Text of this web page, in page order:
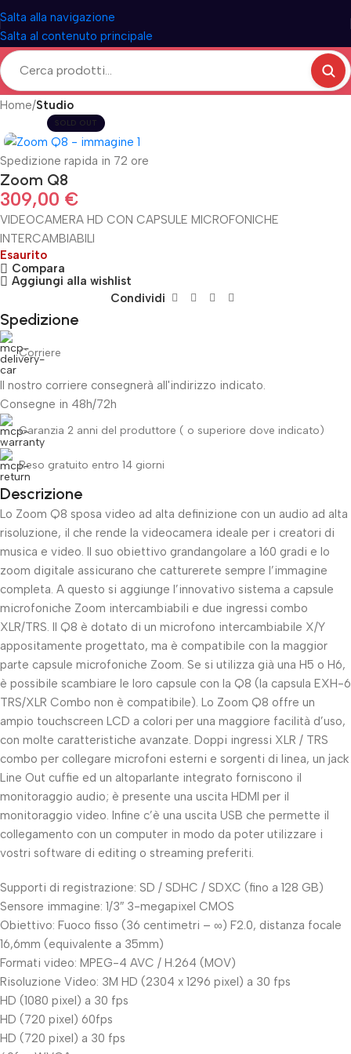
Salta alla navigazione
Salta al contenuto principale
Home Studio
SOLD OUT
Spedizione rapida in 72 ore
Zoom Q8
309,00 €
VIDEOCAMERA HD CON CAPSULE MICROFONICHE
INTERCAMBIABILI
Esaurito
Compara
Aggiungi alla wishlist
Condividi
Spedizione
Corriere
Il nostro corriere consegnerà all'indirizzo indicato.
Consegne in 48h/72h
Garanzia 2 anni del produttore ( o superiore dove indicato)
Reso gratuito entro 14 giorni
Unbeatable offers
Black Friday Blowout!
Descrizione
Lo Zoom Q8 sposa video ad alta definizione con un audio ad alta
risoluzione, il che rende la videocamera ideale per i creatori di
musica e video. Il suo obiettivo grandangolare a 160 gradi e lo
zoom digitale assicurano che catturerete sempre l’immagine
completa. A questo si aggiunge l’innovativo sistema a capsule
microfoniche Zoom intercambiabili e due ingressi combo
XLR/TRS. Il Q8 è dotato di un microfono intercambiabile X/Y
appositamente progettato, ma è compatibile con la maggior
parte capsule microfoniche Zoom. Se si utilizza già una H5 o H6,
è possibile scambiare le loro capsule con la Q8 (la capsula EXH-6
TRS/XLR Combo non è compatibile). Lo Zoom Q8 offre un
ampio touchscreen LCD a colori per una maggiore facilità d’uso,
con molte caratteristiche avanzate. Doppi ingressi XLR / TRS
combo per collegare microfoni esterni e sorgenti di linea, un jack
Line Out cuffie ed un altoparlante integrato forniscono il
monitoraggio audio; è presente una uscita HDMI per il
monitoraggio video. Infine c’è una uscita USB che permette il
collegamento con un computer in modo da poter utilizzare i
vostri software di editing o streaming preferiti.
Supporti di registrazione: SD / SDHC / SDXC (fino a 128 GB)
Sensore immagine: 1/3″ 3-megapixel CMOS
Obiettivo: Fuoco fisso (36 centimetri – ∞) F2.0, distanza focale
16,6mm (equivalente a 35mm)
Formati video: MPEG-4 AVC / H.264 (MOV)
Risoluzione Video: 3M HD (2304 x 1296 pixel) a 30 fps
HD (1080 pixel) a 30 fps
HD (720 pixel) 60fps
HD (720 pixel) a 30 fps